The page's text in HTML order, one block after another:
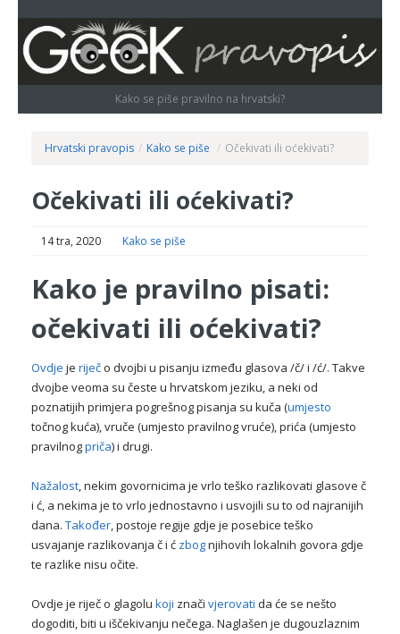
Kako se piše pravilno na hrvatski?
Hrvatski pravopis / Kako se piše / Očekivati ili oćekivati?
Očekivati ili oćekivati?
14 tra, 2020 Kako se piše
Kako je pravilno pisati:
očekivati ili oćekivati?
Ovdje je riječo dvojbi u pisanju između glasova /č/ i /ć/. Takve
dvojbe veoma su česte u hrvatskom jeziku, a neki od
poznatijih primjera pogrešnog pisanja su kuča (umjesto
točnog kuća), vruče (umjesto pravilnog vruće), prića (umjesto
pravilnogpriča) i drugi.
Nažalost, nekim govornicima je vrlo teško razlikovati glasove č
i ć, a nekima je to vrlo jednostavno i usvojili su to od najranijih
dana. Također, postoje regije gdje je posebice teško
usvajanje razlikovanja č i ć zbognjihovih lokalnih govora gdje
te razlike nisu očite.
Ovdje je riječ o glagolu koji znači vjerovati da će se nešto
dogoditi, biti u iščekivanju nečega. Naglašen je dugouzlaznim